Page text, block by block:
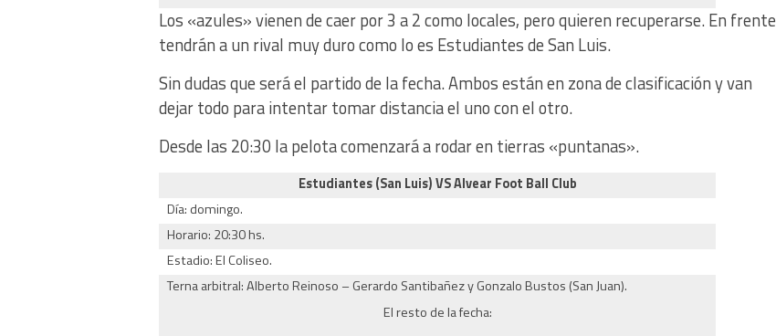
Los «azules» vienen de caer por 3 a 2 como locales, pero quieren recuperarse. En frente
tendrán a un rival muy duro como lo es Estudiantes de San Luis.
Sin dudas que será el partido de la fecha. Ambos están en zona de clasificación y van
dejar todo para intentar tomar distancia el uno con el otro.
Desde las 20:30 la pelota comenzará a rodar en tierras «puntanas».
Estudiantes (San Luis) VS Alvear Foot Ball Club
Día: domingo.
Horario: 20:30 hs.
Estadio: El Coliseo.
Terna arbitral: Alberto Reinoso – Gerardo Santibañez y Gonzalo Bustos (San Juan).
El resto de la fecha: